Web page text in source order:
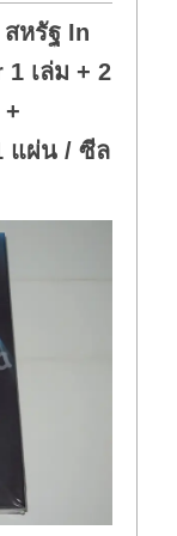
หรัฐ In
เล่ม + 2
+
แผ่น / ซีล